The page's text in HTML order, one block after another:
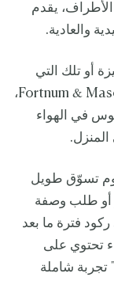
يقدم
والعادية.
أو تلك التي
تتميز بها وصفات العلامات الشهيرة مثل Fortnum & Mason،
في الهواء
المنزل.
يوم تسوّق طويل
أو طلب وصفة
فترة ما بعد
تحتوي على
تجربة شاملة